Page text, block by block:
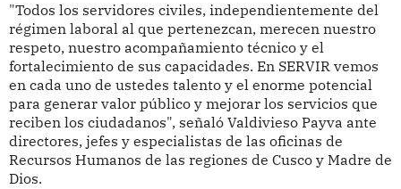
"Todos los servidores civiles, independientemente del
régimen laboral al que pertenezcan, merecen nuestro
respeto, nuestro acompañamiento técnico y el
fortalecimiento de sus capacidades. En SERVIR vemos
en cada uno de ustedes talento y el enorme potencial
para generar valor público y mejorar los servicios que
reciben los ciudadanos", señaló Valdivieso Payva ante
directores, jefes y especialistas de las oficinas de
Recursos Humanos de las regiones de Cusco y Madre de
Dios.